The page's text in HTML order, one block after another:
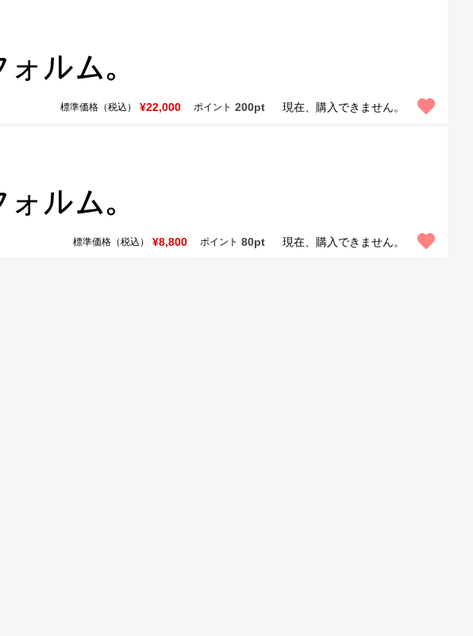
標準価格（税込） ¥22,000 ポイント 200pt 現在、購入できません。
標準価格（税込） ¥8,800 ポイント 80pt 現在、購入できません。